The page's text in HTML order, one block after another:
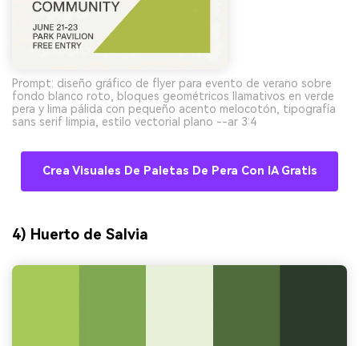
Prompt: diseño gráfico de flyer para evento de verano sobre
fondo blanco roto, bloques geométricos llamativos en verde
pera y lima pálida con pequeño acento melocotón, tipografía
sans serif limpia, estilo vectorial plano --ar 3:4
Crea Visuales De Paletas De Pera Con IA Gratis
4) Huerto de Salvia